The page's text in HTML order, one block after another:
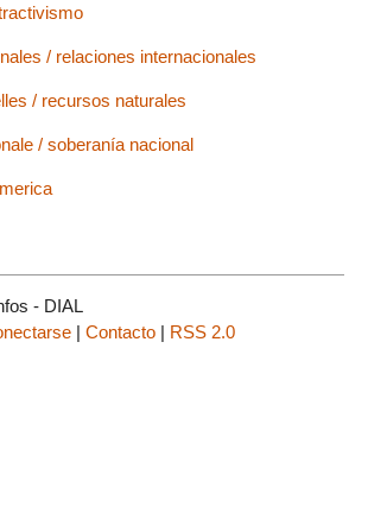
/ relaciones internacionales
/ recursos naturales
/ soberanía nacional
- DIAL
| Contacto | RSS 2.0